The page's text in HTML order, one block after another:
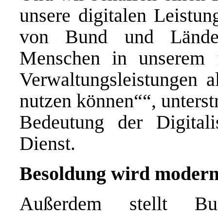
unsere digitalen
von Bund und
Menschen in
Verwaltungsleistungen
nutzen können““,
Bedeutung der
Dienst.
Besoldung wird
Außerdem stellt